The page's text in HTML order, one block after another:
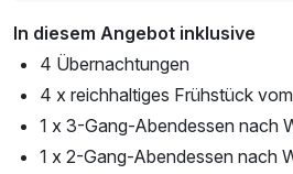
In diesem Angebot inklusive
4 Übernachtungen
4 x reichhaltiges Frühstück
1 x 3-Gang-Abendessen nach
1 x 2-Gang-Abendessen nach